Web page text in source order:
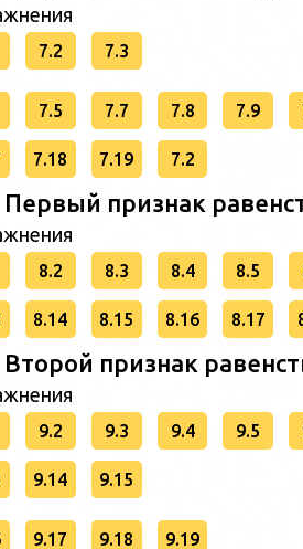
7.2 7.3
7.5 7.7 7.8 7.9
7.18 7.19 7.2
Первый признак
8.2 8.3 8.4 8.5
8.14 8.15 8.16 8.17
Второй признак
9.2 9.3 9.4 9.5
9.14 9.15
9.17 9.18 9.19